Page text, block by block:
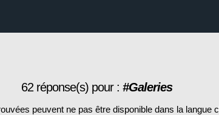
62 réponse(s) pour : #Galeries
peuvent ne pas être disponible dans la langue